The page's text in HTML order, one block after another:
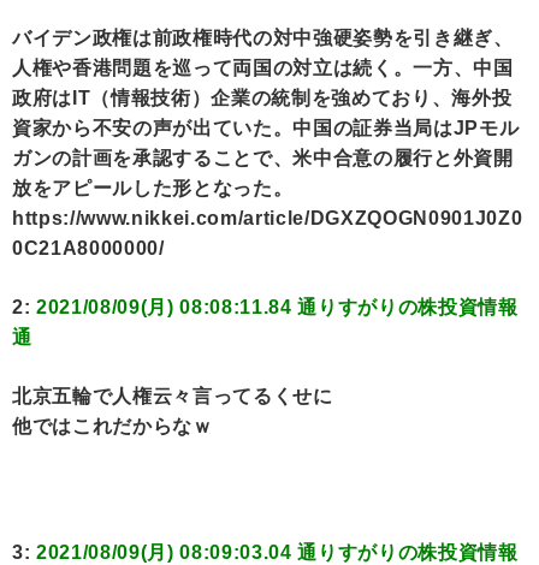
バイデン政権は前政権時代の対中強硬姿勢を引き継ぎ、
人権や香港問題を巡って両国の対立は続く。一方、中国
政府はIT（情報技術）企業の統制を強めており、海外投
資家から不安の声が出ていた。中国の証券当局はJPモル
ガンの計画を承認することで、米中合意の履行と外資開
放をアピールした形となった。
https://www.nikkei.com/article/DGXZQOGN0901J0Z0
0C21A8000000/
2: 2021/08/09(月) 08:08:11.84 通りすがりの株投資情報
通
北京五輪で人権云々言ってるくせに
他ではこれだからなｗ
3: 2021/08/09(月) 08:09:03.04 通りすがりの株投資情報